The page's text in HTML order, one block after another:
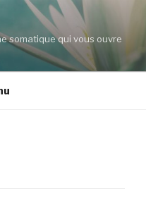
somatique qui vous ouvre